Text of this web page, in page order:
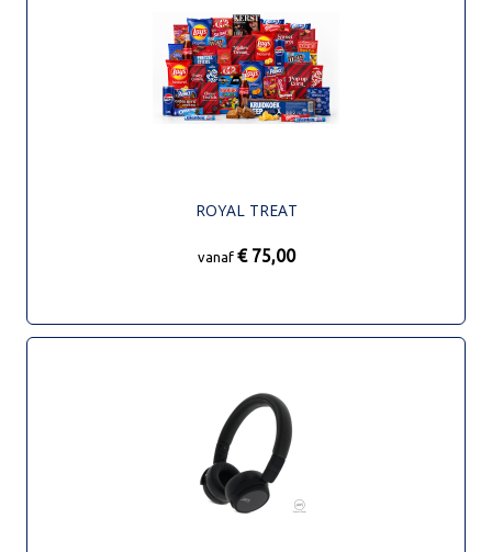
ROYAL TREAT
vanaf € 75,00